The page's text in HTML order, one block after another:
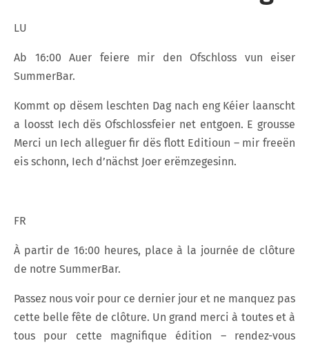
LU
Ab 16:00 Auer feiere mir den Ofschloss vun eiser
SummerBar.
Kommt op dësem leschten Dag nach eng Kéier laanscht
a loosst Iech dës Ofschlossfeier net entgoen. E grousse
Merci un Iech alleguer fir dës flott Editioun – mir freeën
eis schonn, Iech d’nächst Joer erëmzegesinn.
FR
À partir de 16:00 heures, place à la journée de clôture
de notre SummerBar.
Passez nous voir pour ce dernier jour et ne manquez pas
cette belle fête de clôture. Un grand merci à toutes et à
tous pour cette magnifique édition – rendez-vous